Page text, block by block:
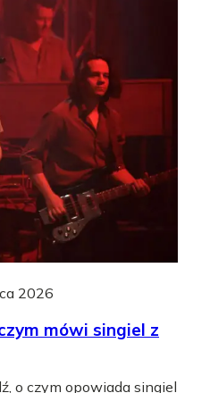
2026
mówi singiel z
o czym opowiada singiel